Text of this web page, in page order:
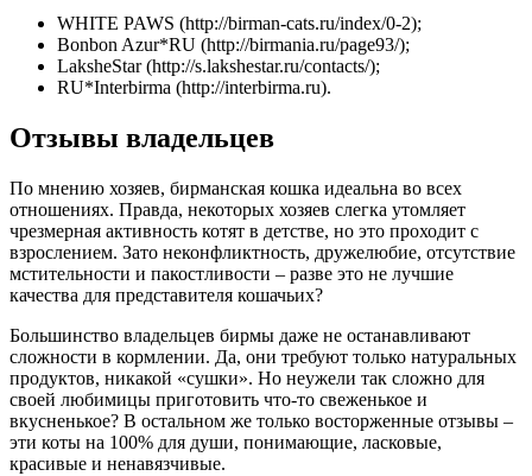
WHITE PAWS (http://birman-cats.ru/index/0-2);
Bonbon Azur*RU (http://birmania.ru/page93/);
LaksheStar (http://s.lakshestar.ru/contacts/);
RU*Interbirma (http://interbirma.ru).
Отзывы владельцев
По мнению хозяев, бирманская кошка идеальна во всех
отношениях. Правда, некоторых хозяев слегка утомляет
чрезмерная активность котят в детстве, но это проходит с
взрослением. Зато неконфликтность, дружелюбие, отсутствие
мстительности и пакостливости – разве это не лучшие
качества для представителя кошачьих?
Большинство владельцев бирмы даже не останавливают
сложности в кормлении. Да, они требуют только натуральных
продуктов, никакой «сушки». Но неужели так сложно для
своей любимицы приготовить что-то свеженькое и
вкусненькое? В остальном же только восторженные отзывы –
эти коты на 100% для души, понимающие, ласковые,
красивые и ненавязчивые.